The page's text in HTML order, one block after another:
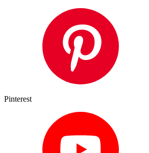
Pinterest